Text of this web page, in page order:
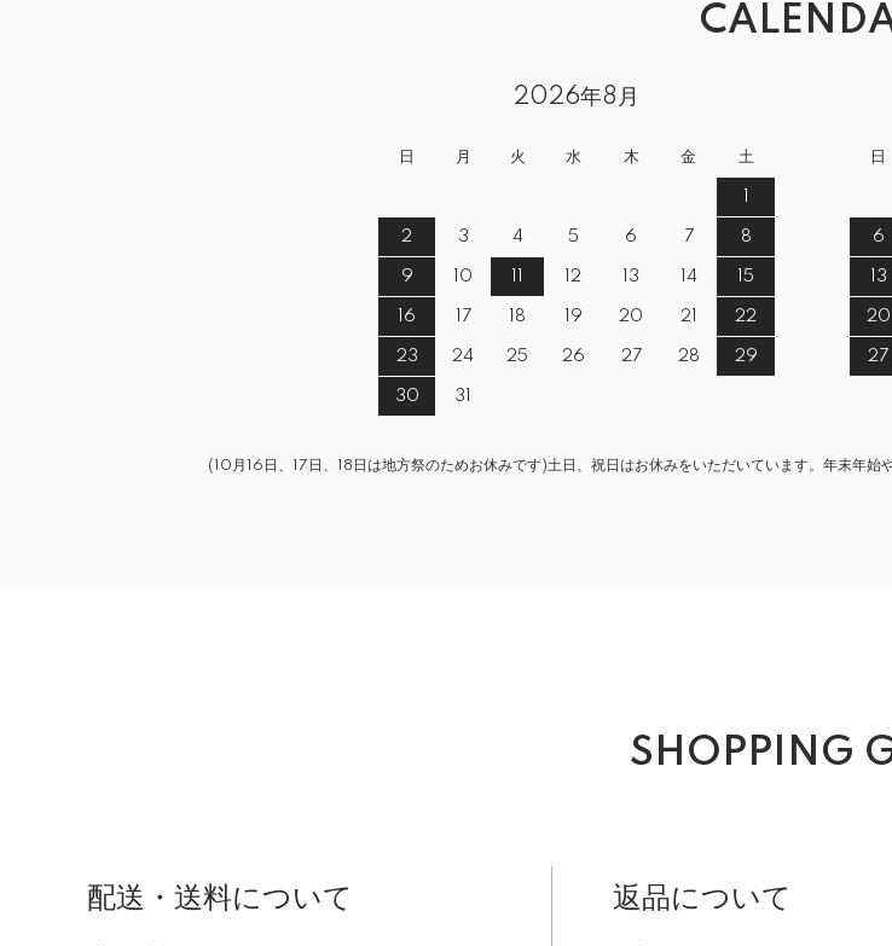
2026年8月
日 月 火 水 木 金 土
2 3 4 5 6 7 8
9 10 12 13 14 15
16 17 18 19 20 21 22
23 24 25 26 27 28 29
30 31
日
6
13
20
27
(10月16日、17日、18日は地方祭のためお休みです)土日、祝日はお休みをいただいています。年末年始
SHOPPING
配送・送料について 返品について